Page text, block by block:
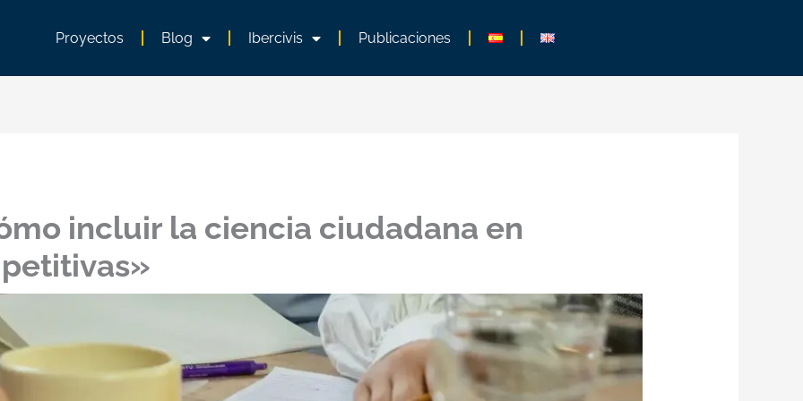
Proyectos Blog Ibercivis Publicaciones
incluir la ciencia ciudadana en